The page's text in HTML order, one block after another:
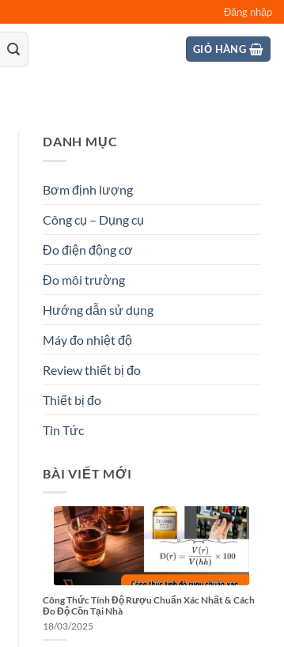
Đăng nhập
GIỎ HÀNG
DANH MỤC
Bơm định lượng
Công cụ – Dụng cụ
Đo điện động cơ
Đo môi trường
Hướng dẫn sử dụng
Máy đo nhiệt độ
Review thiết bị đo
Thiết bị đo
Tin Tức
BÀI VIẾT MỚI
Công Thức Tính Độ Rượu Chuẩn Xác Nhất & Cách
Đo Độ Cồn Tại Nhà
18/03/2025